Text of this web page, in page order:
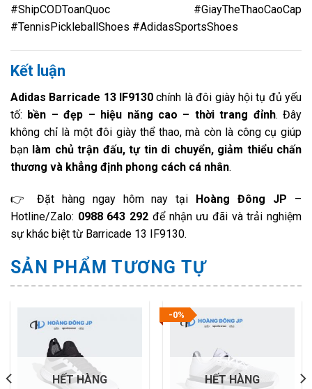
#ShipCODToanQuoc #GiayTheThaoCaoCap
#TennisPickleballShoes #AdidasSportsShoes
Kết luận
Adidas Barricade 13 IF9130 chính là đôi giày hội tụ đủ yếu
tố: bền – đẹp – hiệu năng cao – thời trang đỉnh. Đây
không chỉ là một đôi giày thể thao, mà còn là công cụ giúp
bạn làm chủ trận đấu, tự tin di chuyển, giảm thiểu chấn
thương và khẳng định phong cách cá nhân.
👉 Đặt hàng ngay hôm nay tại Hoàng Đông JP –
Hotline/Zalo: 0988 643 292 để nhận ưu đãi và trải nghiệm
sự khác biệt từ Barricade 13 IF9130.
SẢN PHẨM TƯƠNG TỰ
HẾT HÀNG
-0%
HẾT HÀNG